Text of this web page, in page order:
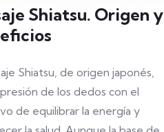
Shiatsu. Origen y
Shiatsu, de origen japonés,
presión de los dedos con el
de equilibrar la energía y